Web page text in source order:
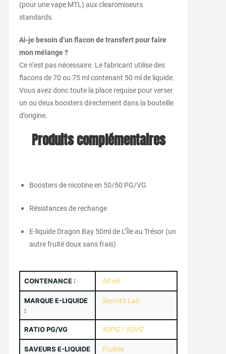
(pour une vape MTL) aux clearomiseurs
standards.
Ai-je besoin d’un flacon de transfert pour faire
mon mélange ?
Ce n’est pas nécessaire. Le fabricant utilise des
flacons de 70 ou 75 ml contenant 50 ml de liquide.
Vous avez donc toute la place requise pour verser
un ou deux boosters directement dans la bouteille
d’origine.
Produits complémentaires
Boosters de nicotine en 50/50 PG/VG
Résistances de rechange
E-liquide Dragon Bay 50ml de L’Île au Trésor (un
autre fruité doux sans frais)
CONTENANCE : 50 ml
MARQUE E-LIQUIDE
:
Secret's Lab
RATIO PG/VG 50PG / 50VG
SAVEURS E-LIQUIDE
Fruitée